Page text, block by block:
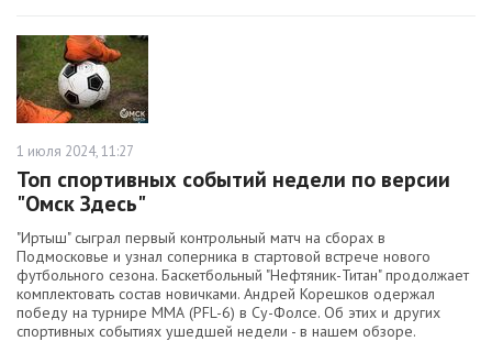
1 июля 2024, 11:27
Топ спортивных событий недели по версии
"Омск Здесь"
"Иртыш" сыграл первый контрольный матч на сборах в
Подмосковье и узнал соперника в стартовой встрече нового
футбольного сезона. Баскетбольный "Нефтяник-Титан" продолжает
комплектовать состав новичками. Андрей Корешков одержал
победу на турнире ММА (PFL-6) в Су-Фолсе. Об этих и других
спортивных событиях ушедшей недели - в нашем обзоре.